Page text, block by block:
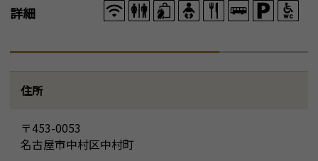
詳細
住所
〒453-0053
名古屋市中村区中村町